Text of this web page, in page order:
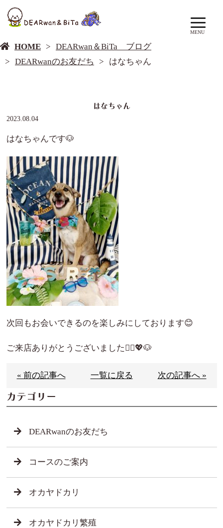
MENU
HOME
DEARwan＆BiTa ブログ
DEARwanのお友だち
はなちゃん
はなちゃん
2023.08.04
はなちゃんです🐶
次回もお会いできるのを楽しみにしております😊
ご来店ありがとうございました🙇‍♀️💖🐶
« 前の記事へ 一覧に戻る 次の記事へ »
カテゴリー
DEARwanのお友だち
コースのご案内
オカヤドカリ
オカヤドカリ繁殖